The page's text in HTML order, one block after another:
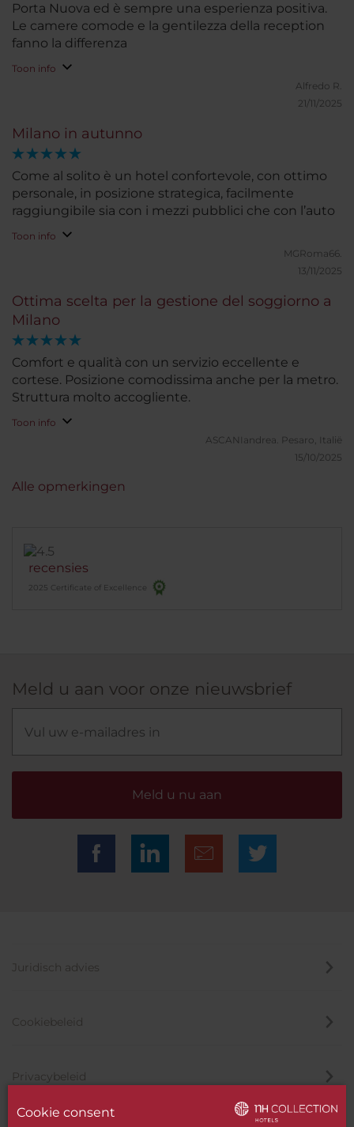
Porta Nuova ed è sempre una esperienza positiva.
Le camere comode e la gentilezza della reception
fanno la differenza
Toon info
Alfredo R.
21/11/2025
Milano in autunno
Come al solito è un hotel confortevole, con ottimo
personale, in posizione strategica, facilmente
raggiungibile sia con i mezzi pubblici che con l’auto
Toon info
MGRoma66.
13/11/2025
Ottima scelta per la gestione del soggiorno a
Milano
Comfort e qualità con un servizio eccellente e
cortese. Posizione comodissima anche per la metro.
Struttura molto accogliente.
Toon info
ASCANIandrea.
Pesaro, Italië
15/10/2025
recensies
2025 Certificate of Excellence
Alle opmerkingen
Meld u aan voor onze nieuwsbrief
Meld u nu aan
Juridisch advies
Cookiebeleid
Privacybeleid
Cookie consent